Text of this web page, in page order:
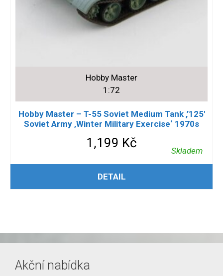
Hobby Master
1:72
Hobby Master – T-55 Soviet Medium Tank ,’125′
Soviet Army ‚Winter Military Exercise‘ 1970s
1,199 Kč
Skladem
PŘIDAT DO KOŠÍKU
DETAIL
Akční nabídka